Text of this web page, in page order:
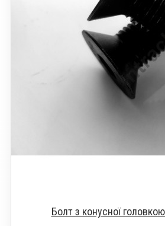
Болт з конусної